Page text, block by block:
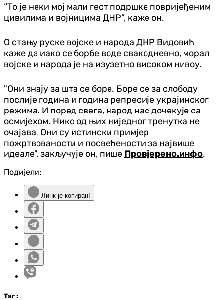
“То је неки мој мали гест подршке повријеђеним
цивилима и војницима ДНР”, каже он.
О стању руске војске и народа ДНР Видовић
каже да иако се борбе воде свакодневно, морал
војске и народа је на изузетно високом нивоу.
"Они знају за шта се боре. Боре се за слободу
послије година и година репресије украјинског
режима. И поред свега, народ нас дочекује са
осмијехом. Нико од њих ниједног тренутка не
очајава. Они су истински примјер
пожртвованости и посвећености за највише
идеале", закључује он, пише Провјерено.инфо.
Подијели:
Линк је копиран!
Таг :